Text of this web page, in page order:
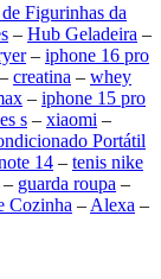
Figurinhas da
– Hub Geladeira –
– iphone 16 pro
– creatina – whey
– iphone 15 pro
s – xiaomi –
Portátil
14 – tenis nike
– guarda roupa –
Cozinha – Alexa –